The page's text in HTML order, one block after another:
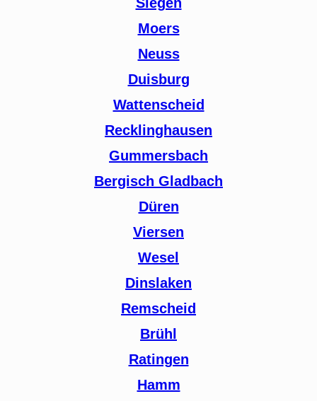
Moers
Neuss
Duisburg
Wattenscheid
Recklinghausen
Gummersbach
Bergisch Gladbach
Düren
Viersen
Wesel
Dinslaken
Remscheid
Brühl
Ratingen
Hamm